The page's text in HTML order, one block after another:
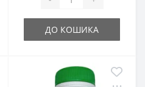
ДО КОШИКА